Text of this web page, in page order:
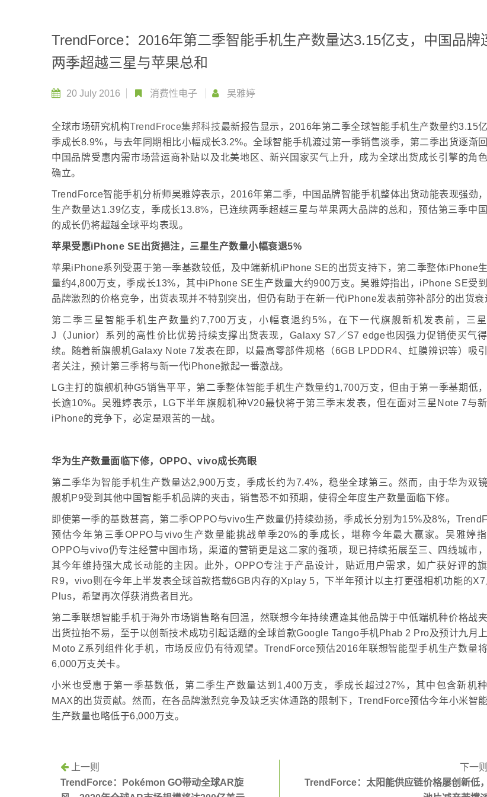
TrendForce：2016年第二季智能手机生产数量达3.15亿支，中国品牌
两季超越三星与苹果总和
20 July 2016 消费性电子 吴雅婷
全球市场研究机构TrendFroce集邦科技最新报告显示，2016年第二季全球智能手机生产数量约3.15亿
季成长8.9%，与去年同期相比小幅成长3.2%。全球智能手机渡过第一季销售淡季，第二季出货逐渐回
中国品牌受惠内需市场营运商补贴以及北美地区、新兴国家买气上升，成为全球出货成长引擎的角
确立。
TrendForce智能手机分析师吴雅婷表示，2016年第二季，中国品牌智能手机整体出货动能表现强劲
生产数量达1.39亿支，季成长13.8%，已连续两季超越三星与苹果两大品牌的总和，预估第三季中
的成长仍将超越全球平均表现。
苹果受惠iPhone SE出货挹注，三星生产数量小幅衰退5%
苹果iPhone系列受惠于第一季基数较低，及中端新机iPhone SE的出货支持下，第二季整体iPhone
量约4,800万支，季成长13%，其中iPhone SE生产数量大约900万支。吴雅婷指出，iPhone SE受
品牌激烈的价格竞争，出货表现并不特别突出，但仍有助于在新一代iPhone发表前弥补部分的出货衰
第二季三星智能手机生产数量约7,700万支，小幅衰退约5%，在下一代旗舰新机发表前，三
J（Junior）系列的高性价比优势持续支撑出货表现，Galaxy S7／S7 edge也因强力促销使买气
续。随着新旗舰机Galaxy Note 7发表在即，以最高零部件规格（6GB LPDDR4、虹膜辨识等）吸
者关注，预计第三季将与新一代iPhone掀起一番激战。
LG主打的旗舰机种G5销售平平，第二季整体智能手机生产数量约1,700万支，但由于第一季基期低
长逾10%。吴雅婷表示，LG下半年旗舰机种V20最快将于第三季末发表，但在面对三星Note 7与
iPhone的竞争下，必定是艰苦的一战。
华为生产数量面临下修， OPPO、 vivo成长亮眼
第二季华为智能手机生产数量达2,900万支，季成长约为7.4%，稳坐全球第三。然而，由于华为双
舰机P9受到其他中国智能手机品牌的夹击，销售恐不如预期，使得全年度生产数量面临下修。
即使第一季的基数甚高，第二季OPPO与vivo生产数量仍持续劲扬，季成长分别为15%及8%，
预估今年第三季OPPO与vivo生产数量能挑战单季20%的季成长，堪称今年最大赢家。吴雅婷指
OPPO与vivo仍专注经营中国市场，渠道的营销更是这二家的强项，现已持续拓展至三、四线城市
其今年维持强大成长动能的主因。此外，OPPO专注于产品设计，贴近用户需求，如广获好评的
R9，vivo则在今年上半发表全球首款搭载6GB内存的Xplay 5，下半年预计以主打更强相机功能的X7
Plus，希望再次俘获消费者目光。
第二季联想智能手机于海外市场销售略有回温，然联想今年持续遭逢其他品牌于中低端机种价格战夹
出货拉抬不易，至于以创新技术成功引起话题的全球首款Google Tango手机Phab 2 Pro及预计九月
Ｍoto Z系列组件化手机，市场反应仍有待观望。TrendForce预估2016年联想智能型手机生产数量
6,000万支关卡。
小米也受惠于第一季基数低，第二季生产数量达到1,400万支，季成长超过27%，其中包含新机
MAX的出货贡献。然而，在各品牌激烈竞争及缺乏实体通路的限制下，TrendForce预估今年小米智
生产数量也略低于6,000万支。
上一则
TrendForce：Pokémon GO带动全球AR旋
下一则
TrendForce：太阳能供应链价格屡创新低